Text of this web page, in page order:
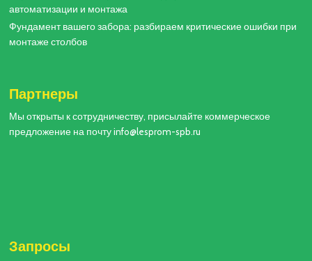
автоматизации и монтажа
Фундамент вашего забора: разбираем критические ошибки при
монтаже столбов
Партнеры
Мы открыты к сотрудничеству, присылайте коммерческое
предложение на почту info@lesprom-spb.ru
Запросы